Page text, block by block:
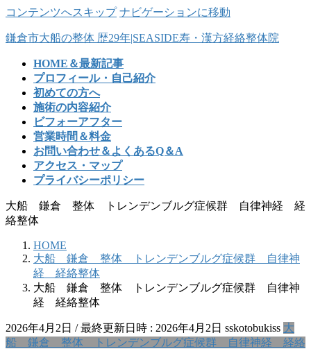
コンテンツへスキップ ナビゲーションに移動
鎌倉市大船の整体 歴29年|SEASIDE寿・漢方経絡整体院
HOME＆最新記事
プロフィール・自己紹介
初めての方へ
施術の内容紹介
ビフォーアフター
営業時間＆料金
お問い合わせ＆よくあるQ＆A
アクセス・マップ
プライバシーポリシー
大船 鎌倉 整体 トレンデンブルグ症候群 自律神経 経
絡整体
HOME
大船 鎌倉 整体 トレンデンブルグ症候群 自律神
経 経絡整体
大船 鎌倉 整体 トレンデンブルグ症候群 自律神
経 経絡整体
2026年4月2日 / 最終更新日時 : 2026年4月2日 sskotobukiss 大
船 鎌倉 整体 トレンデンブルグ症候群 自律神経 経絡